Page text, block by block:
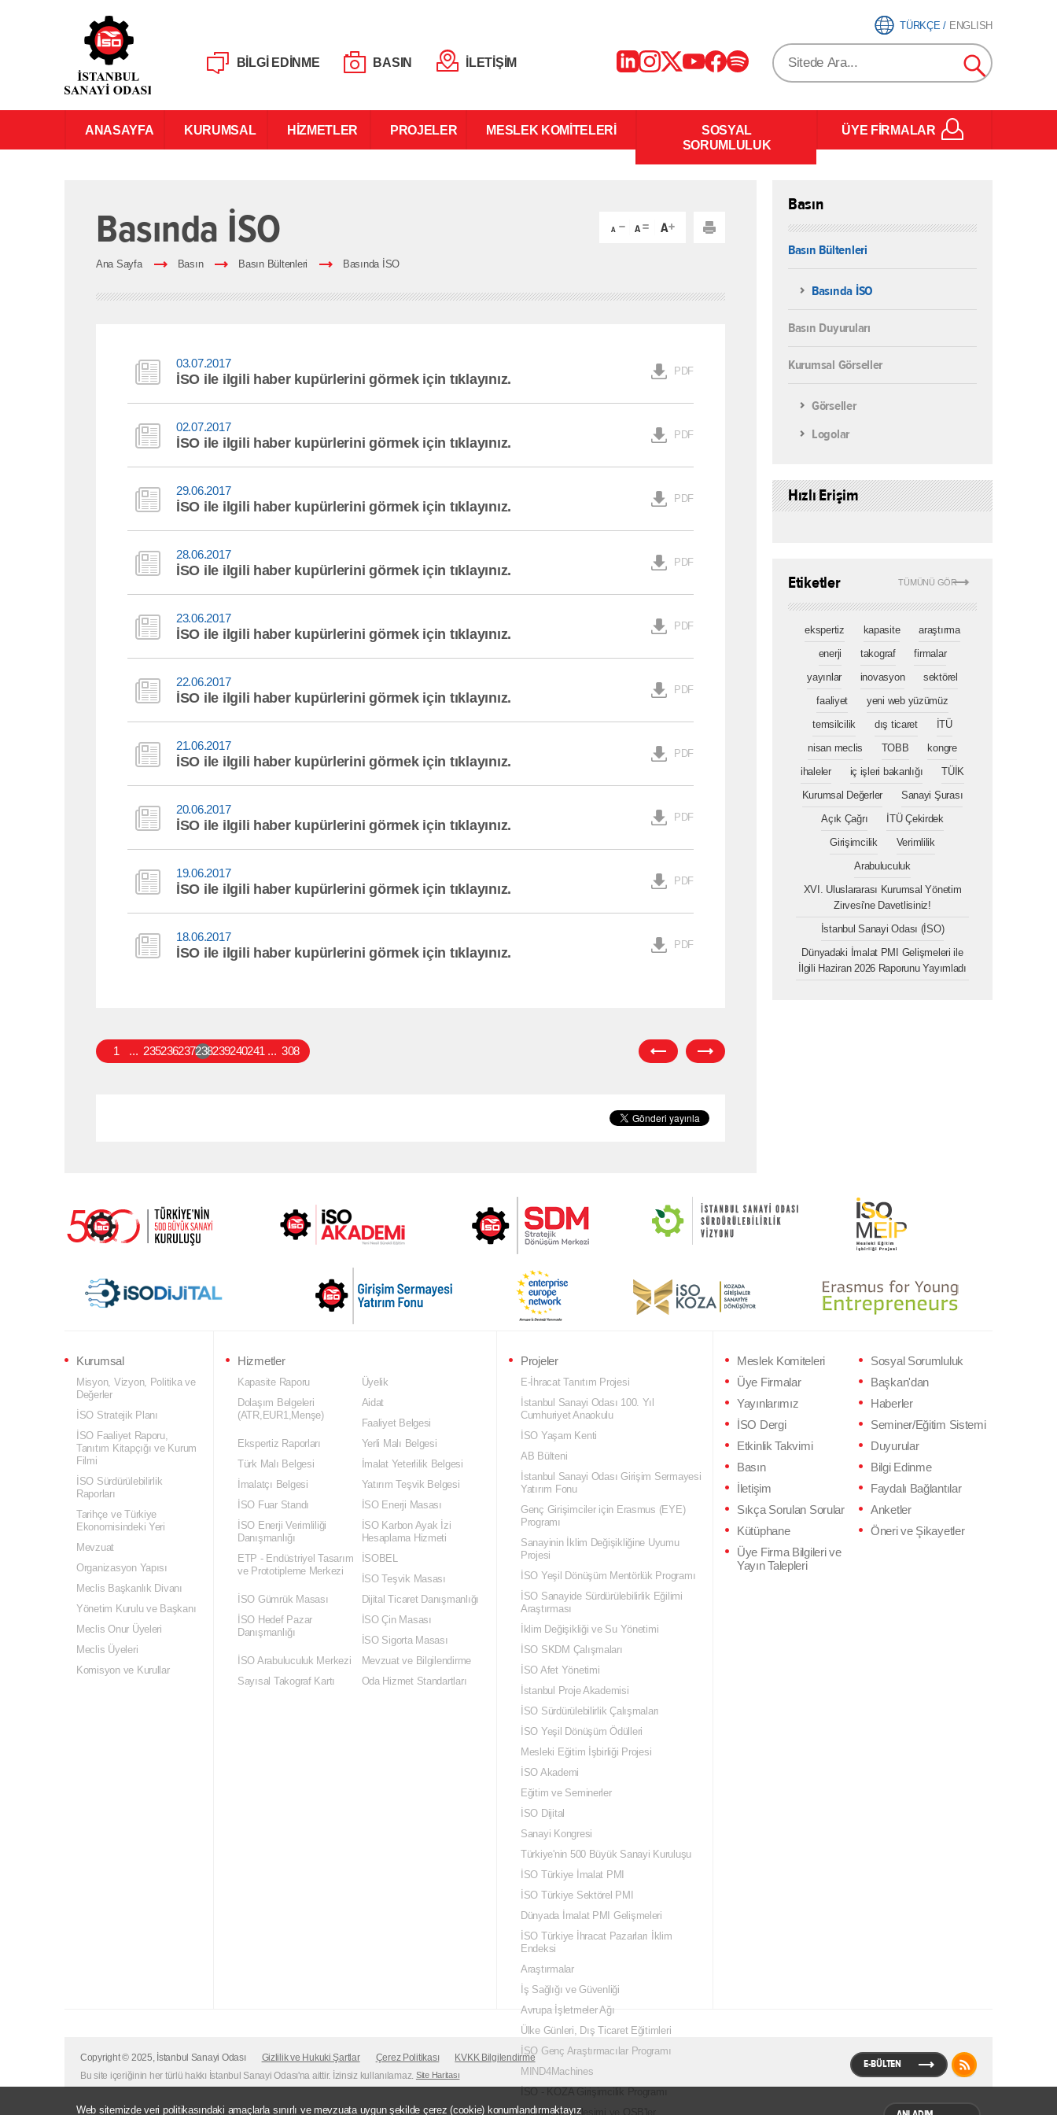
TÜRKÇE/ ENGLISH
ANASAYFA KURUMSAL HİZMETLER PROJELER MESLEK KOMİTELERİ
SOSYAL
SORUMLULUK
ÜYE FİRMALAR
BİLGİ EDİNME BASIN İLETİŞİM
Basında İSO
Ana Sayfa Basın Basın Bültenleri Basında İSO
03.07.2017
İSO ile ilgili haber kupürlerini görmek için tıklayınız.
PDF
02.07.2017
İSO ile ilgili haber kupürlerini görmek için tıklayınız.
PDF
29.06.2017
İSO ile ilgili haber kupürlerini görmek için tıklayınız.
PDF
28.06.2017
İSO ile ilgili haber kupürlerini görmek için tıklayınız.
PDF
23.06.2017
İSO ile ilgili haber kupürlerini görmek için tıklayınız.
PDF
22.06.2017
İSO ile ilgili haber kupürlerini görmek için tıklayınız.
PDF
21.06.2017
İSO ile ilgili haber kupürlerini görmek için tıklayınız.
PDF
20.06.2017
İSO ile ilgili haber kupürlerini görmek için tıklayınız.
PDF
19.06.2017
İSO ile ilgili haber kupürlerini görmek için tıklayınız.
PDF
18.06.2017
İSO ile ilgili haber kupürlerini görmek için tıklayınız.
PDF
1 ... 235236237238239240241 ... 308
Basın
Basın Bültenleri
Basında İSO
Basın Duyuruları
Kurumsal Görseller
Görseller
Logolar
Hızlı Erişim
TÜMÜNÜ GÖR
Etiketler
ekspertiz kapasite
araştırma
enerji
takograf
firmalar
yayınlar
inovasyon
sektörel
faaliyet
yeni web yüzümüz
temsilcilik
dış ticaret
İTÜ
nisan meclis
TOBB
kongre
ihaleler
iç işleri bakanlığı
TÜİK
Kurumsal Değerler
Sanayi Şurası
Açık Çağrı
İTÜ Çekirdek
Girişimcilik
Verimlilik
Arabuluculuk
XVI. Uluslararası Kurumsal Yönetim
Zirvesi'ne Davetlisiniz!
İstanbul Sanayi Odası (İSO)
Dünyadaki İmalat PMI Gelişmeleri ile
İlgili Haziran 2026 Raporunu Yayımladı
Kurumsal
Misyon, Vizyon, Politika ve
Değerler
İSO Stratejik Planı
İSO Faaliyet Raporu,
Tanıtım Kitapçığı ve Kurum
Filmi
İSO Sürdürülebilirlik
Raporları
Tarihçe ve Türkiye
Ekonomisindeki Yeri
Mevzuat
Organizasyon Yapısı
Meclis Başkanlık Divanı
Yönetim Kurulu ve Başkanı
Meclis Onur Üyeleri
Meclis Üyeleri
Komisyon ve Kurullar
Hizmetler
Kapasite Raporu
Üyelik
Dolaşım Belgeleri
(ATR,EUR1,Menşe)
Aidat
Faaliyet Belgesi
Ekspertiz Raporları
Yerli Malı Belgesi
Türk Malı Belgesi
İmalat Yeterlilik Belgesi
İmalatçı Belgesi
Yatırım Teşvik Belgesi
İSO Fuar Standı
İSO Enerji Masası
İSO Enerji Verimliliği
Danışmanlığı
İSO Karbon Ayak İzi
Hesaplama Hizmeti
ETP - Endüstriyel Tasarım
ve Prototipleme Merkezi
İSOBEL
İSO Teşvik Masası
İSO Gümrük Masası
Dijital Ticaret Danışmanlığı
İSO Hedef Pazar
Danışmanlığı
İSO Çin Masası
İSO Sigorta Masası
İSO Arabuluculuk Merkezi
Mevzuat ve Bilgilendirme
Sayısal Takograf Kartı
Oda Hizmet Standartları
Projeler
E-İhracat Tanıtım Projesi
İstanbul Sanayi Odası 100. Yıl
Cumhuriyet Anaokulu
İSO Yaşam Kenti
AB Bülteni
İstanbul Sanayi Odası Girişim Sermayesi
Yatırım Fonu
Genç Girişimciler için Erasmus (EYE)
Programı
Sanayinin İklim Değişikliğine Uyumu
Projesi
İSO Yeşil Dönüşüm Mentörlük Programı
İSO Sanayide Sürdürülebilirlik Eğilimi
Araştırması
İklim Değişikliği ve Su Yönetimi
İSO SKDM Çalışmaları
İSO Afet Yönetimi
İstanbul Proje Akademisi
İSO Sürdürülebilirlik Çalışmaları
İSO Yeşil Dönüşüm Ödülleri
Mesleki Eğitim İşbirliği Projesi
İSO Akademi
Eğitim ve Seminerler
İSO Dijital
Sanayi Kongresi
Türkiye'nin 500 Büyük Sanayi Kuruluşu
İSO Türkiye İmalat PMI
İSO Türkiye Sektörel PMI
Dünyada İmalat PMI Gelişmeleri
İSO Türkiye İhracat Pazarları İklim
Endeksi
Araştırmalar
İş Sağlığı ve Güvenliği
Avrupa İşletmeler Ağı
Ülke Günleri, Dış Ticaret Eğitimleri
İSO Genç Araştırmacılar Programı
MIND4Machines
Sanayinin Yerleşimi ve OSB'ler
Meslek Komiteleri
Sosyal Sorumluluk
Üye Firmalar
Başkan'dan
Yayınlarımız
Haberler
İSO Dergi
Seminer/Eğitim Sistemi
Etkinlik Takvimi
Duyurular
Basın
Bilgi Edinme
İletişim
Faydalı Bağlantılar
Sıkça Sorulan Sorular
Anketler
Kütüphane
Öneri ve Şikayetler
Üye Firma Bilgileri ve
Yayın Talepleri
E-BÜLTEN
Copyright © 2025, İstanbul Sanayi Odası Gizlilik ve Hukuki Şartlar Çerez Politikası
KVKK Bilgilendirme
Bu site içeriğinin her türlü hakkı İstanbul Sanayi Odası'na aittir. İzinsiz kullanılamaz. Site Haritası
Web sitemizde veri politikasındaki amaçlarla sınırlı ve mevzuata uygun şekilde çerez (cookie) konumlandırmaktayız